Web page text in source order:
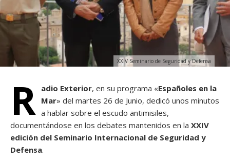
XXIV Seminario de Seguridad y Defensa
R adio Exterior, en su programa «Españoles en la
Mar» del martes 26 de Junio, dedicó unos minutos
a hablar sobre el escudo antimisiles,
documentándose en los debates mantenidos en la XXIV
edición del Seminario Internacional de Seguridad y
Defensa.